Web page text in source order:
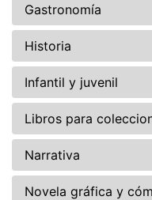
Gastronomía
Historia
Infantil y juvenil
Libros para
Narrativa
Novela gráfica y